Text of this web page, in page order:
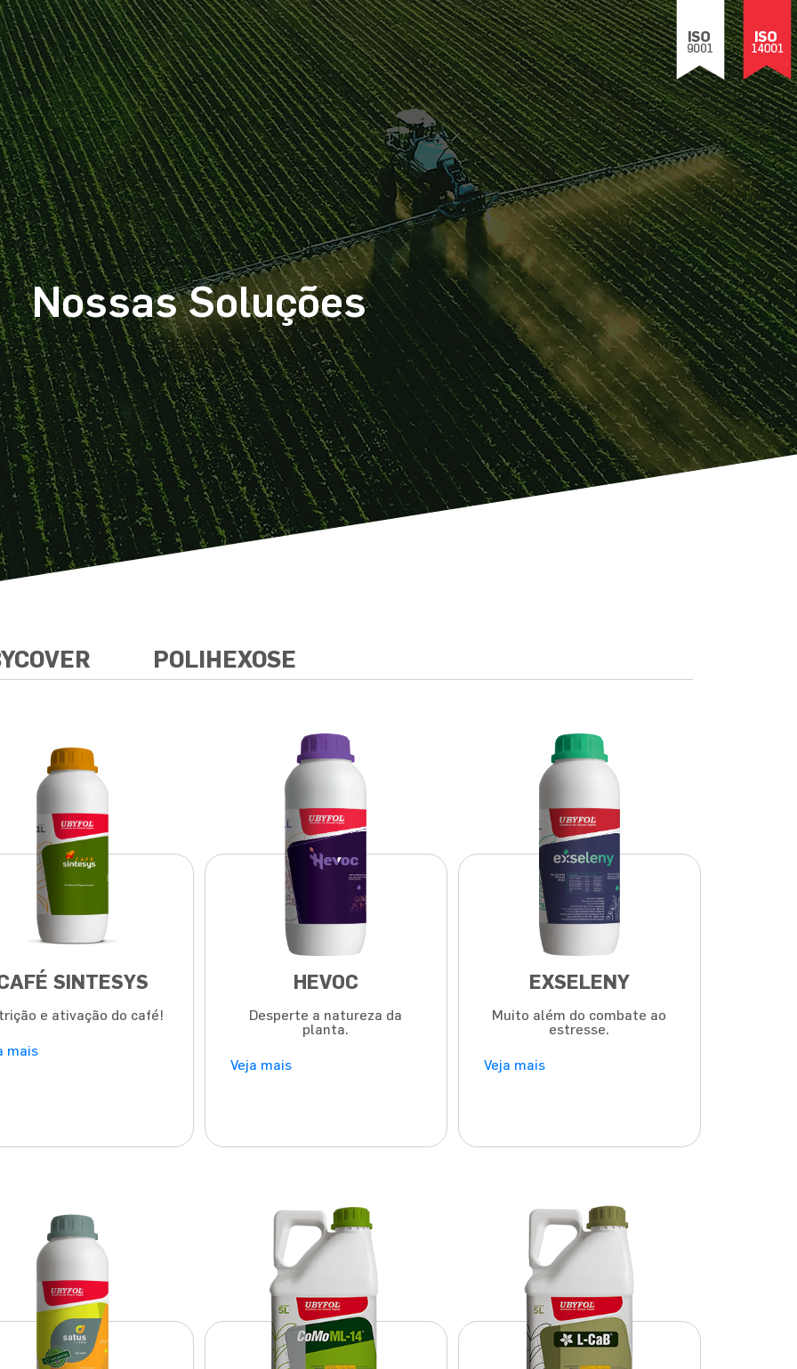
Nossas Soluções
POLIHEXOSE
SINTESYS
e ativação do café!
mais
HEVOC
Desperte a natureza da
planta.
Veja mais
EXSELENY
Muito além do combate ao
estresse.
Veja mais